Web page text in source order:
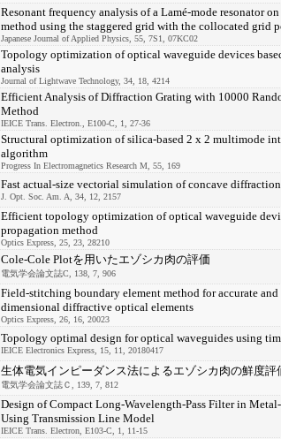
Resonant frequency analysis of a Lamé-mode resonator
method using the staggered grid with the collocated grid
Japanese Journal of Applied Physics, 55, 7S1, 07KC02
Topology optimization of optical waveguide devices
analysis
Journal of Lightwave Technology, 34, 18, 4214
Efficient Analysis of Diffraction Grating with 10000
Method
IEICE Trans. Electron., E100-C, 1, 27-36
Structural optimization of silica-based 2 x 2 multimode
algorithm
Progress In Electromagnetics Research M, 55, 169
Fast actual-size vectorial simulation of concave
J. Opt. Soc. Am. A, 34, 12, 2157
Efficient topology optimization of optical waveguide
propagation method
Optics Express, 25, 23, 28210
Cole-Cole Plotを用いたエゾシカ肉の評価
電気学会論文誌C, 138, 7, 906
Field-stitching boundary element method for accurate
dimensional diffractive optical elements
Optics Express, 26, 16, 20023
Topology optimal design for optical waveguides using
IEICE Electronics Express, 15, 11, 20180417
生体電気インピーダンス法によるエゾシカ肉の鮮度評
電気学会論文誌Ｃ, 139, 7, 812
Design of Compact Long-Wavelength-Pass Filter in
Using Transmission Line Model
IEICE Trans. Electron, E103-C, 1, 11-15